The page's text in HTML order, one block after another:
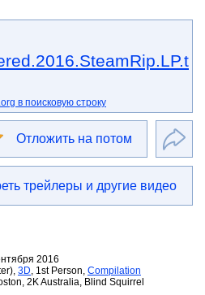
в поисковую строку
Отложить на потом
трейлеры и другие видео
2016
3D, 1st Person, Compilation
2K Australia, Blind Squirrel